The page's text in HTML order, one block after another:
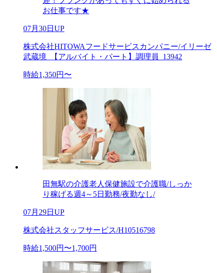
お仕事です★
07月30日UP
株式会社HITOWAフードサービスカンパニー/イリーゼ
武蔵境_【アルバイト・パート】調理員_13942
時給1,350円〜
田無駅の介護老人保健施設で介護職/しっか
り稼げる週4～5日勤務/夜勤なし/
07月29日UP
株式会社スタッフサービス/H10516798
時給1,500円〜1,700円